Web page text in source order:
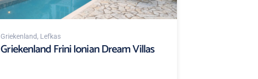
Griekenland, Lefkas
Griekenland Frini Ionian Dream Villas